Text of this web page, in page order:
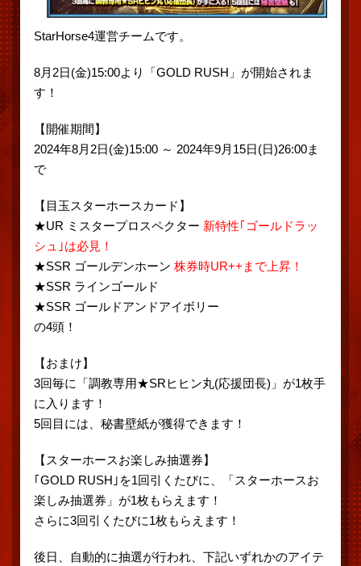
StarHorse4運営チームです。
8月2日(金)15:00より「GOLD RUSH」が開始されま
す！
【開催期間】
2024年8月2日(金)15:00 ～ 2024年9月15日(日)26:00ま
で
【目玉スターホースカード】
★UR ミスタープロスペクター 新特性｢ゴールドラッ
シュ｣は必見！
★SSR ゴールデンホーン 株券時UR++まで上昇！
★SSR ラインゴールド
★SSR ゴールドアンドアイボリー
の4頭！
【おまけ】
3回毎に「調教専用★SRヒヒン丸(応援団長)」が1枚手
に入ります！
5回目には、秘書壁紙が獲得できます！
【スターホースお楽しみ抽選券】
｢GOLD RUSH｣を1回引くたびに、「スターホースお
楽しみ抽選券」が1枚もらえます！
さらに3回引くたびに1枚もらえます！
後日、自動的に抽選が行われ、下記いずれかのアイテ